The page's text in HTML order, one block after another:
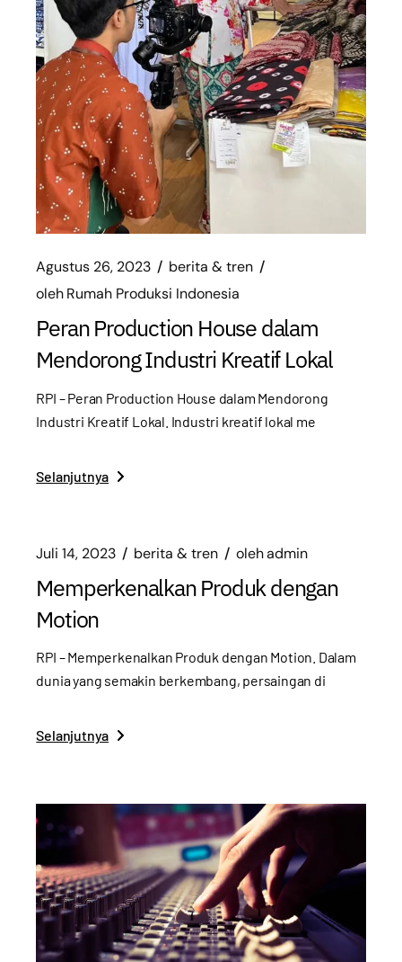
Agustus 26, 2023
berita & tren
olehRumah Produksi Indonesia
Peran Production House dalam
Mendorong Industri Kreatif Lokal
RPI – Peran Production House dalam Mendorong
Industri Kreatif Lokal. Industri kreatif lokal me
Selanjutnya
Juli 14, 2023 berita & tren olehadmin
Memperkenalkan Produk dengan
Motion
RPI – Memperkenalkan Produk dengan Motion. Dalam
dunia yang semakin berkembang, persaingan di
Selanjutnya